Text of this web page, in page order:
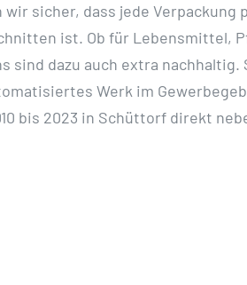
wir sicher, dass jede
ist. Ob für Lebensmittel,
sind dazu auch extra
Werk im
bis 2023 in Schüttorf direkt